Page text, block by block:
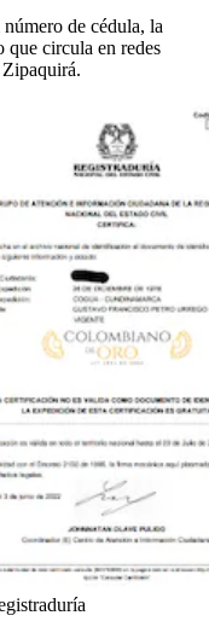
de cédula, la
que circula en redes